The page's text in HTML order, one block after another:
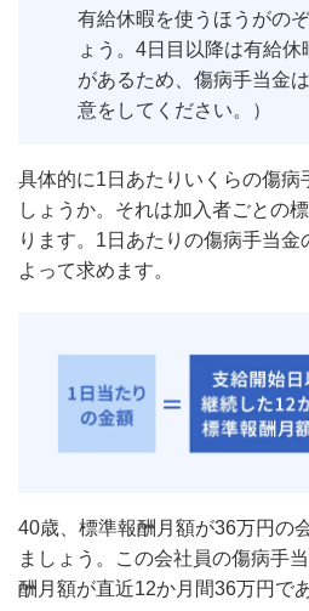
有給休暇を使うほうがの
ょう。4日目以降は有給
があるため、傷病手当金
意をしてください。）
具体的に1日あたりいくらの傷病
しょうか。それは加入者ごとの
ります。1日あたりの傷病手当金
よって求めます。
40歳、標準報酬月額が36万円の
ましょう。この会社員の傷病手
酬月額が直近12か月間36万円で